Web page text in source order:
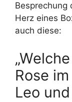
Besprechung
Herz eines
auch diese:
Rose
Leo